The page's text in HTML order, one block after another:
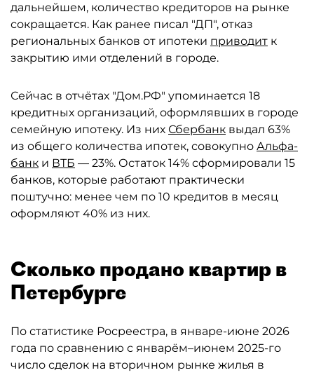
дальнейшем, количество кредиторов на рынке
сокращается. Как ранее писал "ДП", отказ
региональных банков от ипотеки приводит к
закрытию ими отделений в городе.
Сейчас в отчётах "Дом.РФ" упоминается 18
кредитных организаций, оформлявших в городе
семейную ипотеку. Из них Сбербанк выдал 63%
из общего количества ипотек, совокупно Альфа-
банк и ВТБ — 23%. Остаток 14% сформировали 15
банков, которые работают практически
поштучно: менее чем по 10 кредитов в месяц
оформляют 40% из них.
Сколько продано квартир в
Петербурге
По статистике Росреестра, в январе-июне 2026
года по сравнению с январём–июнем 2025-го
число сделок на вторичном рынке жилья в